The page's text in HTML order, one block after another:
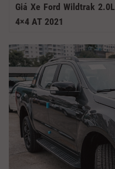
Giá Xe Ford Wildtrak 2.0L
4×4 AT 2021